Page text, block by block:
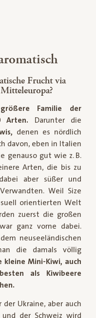
Frucht via
Familie der
Arten. Darunter die
denen es nördlich
davon, eben in Italien
genauso gut wie z. B.
Arten, die bis zu
aber süßer und
Weil Size
orientierten Welt
zuerst die großen
ganz vorne dabei.
neuseeländischen
die damals völlig
kleine Mini-Kiwi, auch
als Kiwibeere
der Ukraine, aber auch
und der Schweiz wird